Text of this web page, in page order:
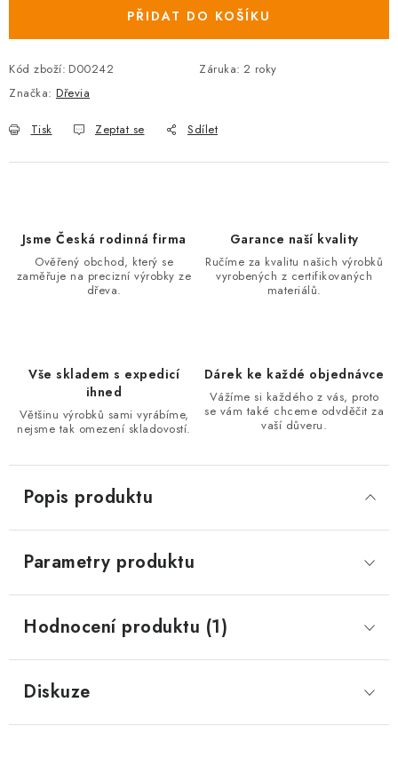
PŘIDAT DO KOŠÍKU
Kód zboží: D00242 Záruka: 2 roky
Značka: Dřevia
Tisk Zeptat se Sdílet
Jsme Česká rodinná firma
Ověřený obchod, který se
zaměřuje na precizní výrobky ze
dřeva.
Garance naší kvality
Ručíme za kvalitu našich výrobků
vyrobených z certifikovaných
materiálů.
Vše skladem s expedicí
ihned
Většinu výrobků sami vyrábíme,
nejsme tak omezení skladovostí.
Dárek ke každé objednávce
Vážíme si každého z vás, proto
se vám také chceme odvděčit za
vaší důveru.
Popis produktu
Parametry produktu
Hodnocení produktu (1)
Diskuze